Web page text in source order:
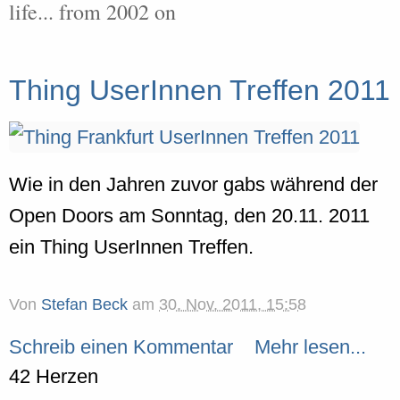
life... from 2002 on
Thing UserInnen Treffen 2011
Wie in den Jahren zuvor gabs während der
Open Doors am Sonntag, den 20.11. 2011
ein Thing UserInnen Treffen.
Von Stefan Beck am 30. Nov. 2011, 15:58
Schreib einen Kommentar
Mehr lesen...
42 Herzen